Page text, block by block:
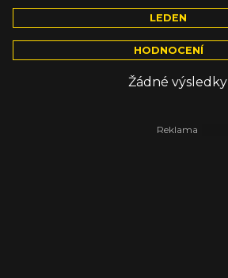
LEDEN
HODNOCENÍ
Žádné výsledky